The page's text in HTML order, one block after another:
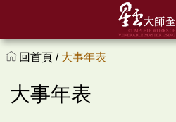
回首頁 / 大事年表
大事年表